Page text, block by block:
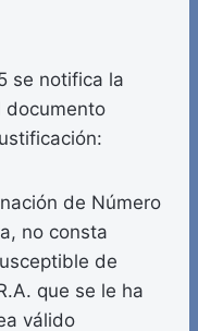
se notifica la
documento
de Número
no consta
de
que se le ha
válido